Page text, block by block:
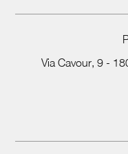
Via Cavour, 9 -